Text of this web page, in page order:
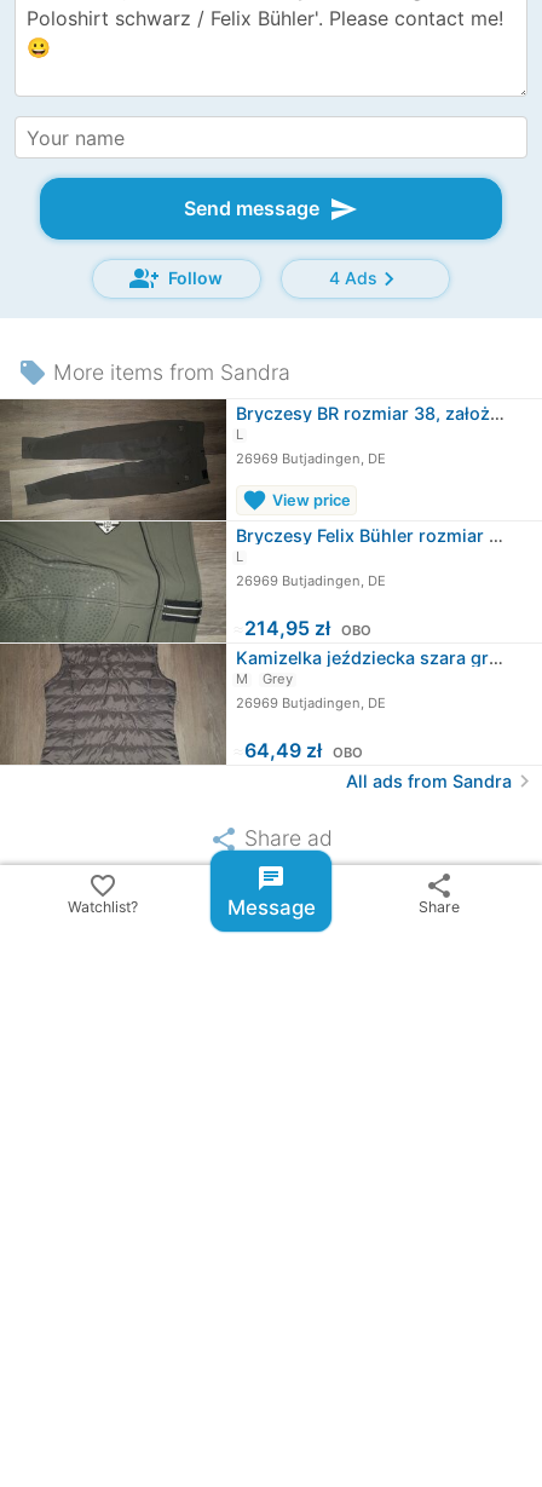
Send message send
group_add Follow 4 Adschevron_right
local_offer More items from Sandra
Bryczesy BR rozmiar 38, założone…
L
26969 Butjadingen, DE
favorite View price
Bryczesy Felix Bühler rozmiar 38
L
26969 Butjadingen, DE
214,95 zł OBO
Kamizelka jeździecka szara gr m
M
Grey
26969 Butjadingen, DE
64,49 zł OBO
All ads from Sandra chevron_right
share Share ad
favorite_border
Watchlist?
chat
Message
share
Share